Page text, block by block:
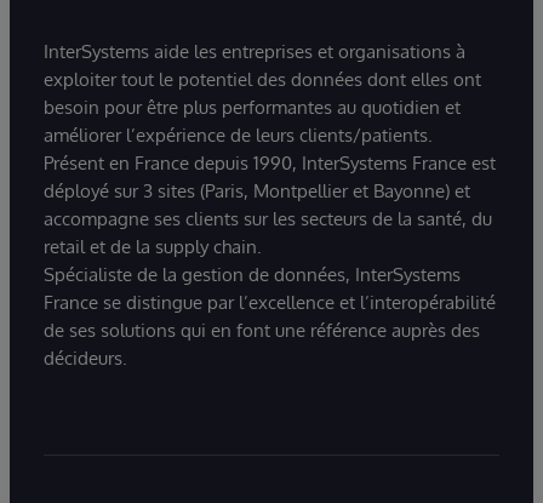
InterSystems aide les entreprises et organisations à
exploiter tout le potentiel des données dont elles ont
besoin pour être plus performantes au quotidien et
améliorer l’expérience de leurs clients/patients.
Présent en France depuis 1990, InterSystems France est
déployé sur 3 sites (Paris, Montpellier et Bayonne) et
accompagne ses clients sur les secteurs de la santé, du
retail et de la supply chain.
Spécialiste de la gestion de données, InterSystems
France se distingue par l’excellence et l’interopérabilité
de ses solutions qui en font une référence auprès des
décideurs.